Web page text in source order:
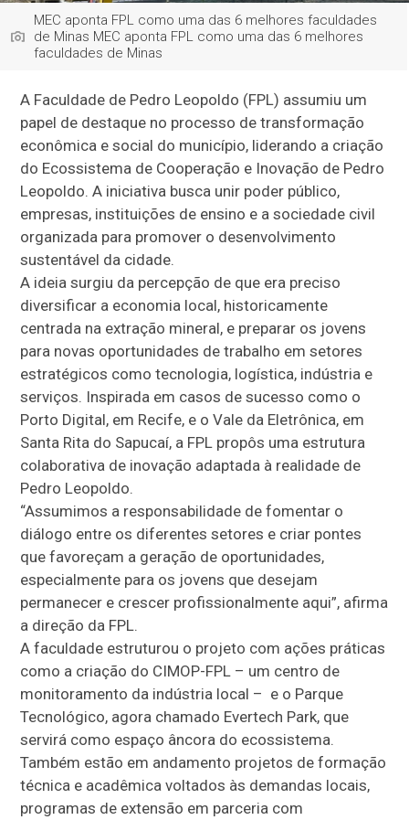
MEC aponta FPL como uma das 6 melhores faculdades
de Minas MEC aponta FPL como uma das 6 melhores
faculdades de Minas
A Faculdade de Pedro Leopoldo (FPL) assumiu um
papel de destaque no processo de transformação
econômica e social do município, liderando a criação
do Ecossistema de Cooperação e Inovação de Pedro
Leopoldo. A iniciativa busca unir poder público,
empresas, instituições de ensino e a sociedade civil
organizada para promover o desenvolvimento
sustentável da cidade.
A ideia surgiu da percepção de que era preciso
diversificar a economia local, historicamente
centrada na extração mineral, e preparar os jovens
para novas oportunidades de trabalho em setores
estratégicos como tecnologia, logística, indústria e
serviços. Inspirada em casos de sucesso como o
Porto Digital, em Recife, e o Vale da Eletrônica, em
Santa Rita do Sapucaí, a FPL propôs uma estrutura
colaborativa de inovação adaptada à realidade de
Pedro Leopoldo.
“Assumimos a responsabilidade de fomentar o
diálogo entre os diferentes setores e criar pontes
que favoreçam a geração de oportunidades,
especialmente para os jovens que desejam
permanecer e crescer profissionalmente aqui”, afirma
a direção da FPL.
A faculdade estruturou o projeto com ações práticas
como a criação do CIMOP-FPL – um centro de
monitoramento da indústria local – e o Parque
Tecnológico, agora chamado Evertech Park, que
servirá como espaço âncora do ecossistema.
Também estão em andamento projetos de formação
técnica e acadêmica voltados às demandas locais,
programas de extensão em parceria com